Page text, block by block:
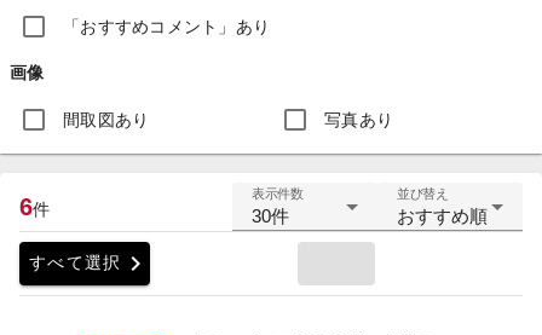
「おすすめコメント」あり
画像
間取図あり 写真あり
6件
表示件数
30件
並び替え
おすすめ順
すべて選択 chevron_right